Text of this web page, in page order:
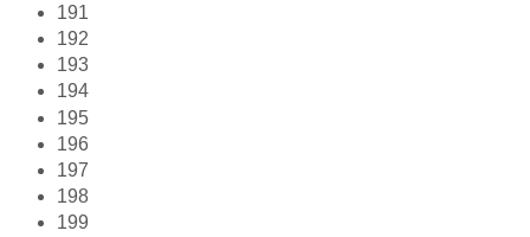
191
192
193
194
195
196
197
198
199